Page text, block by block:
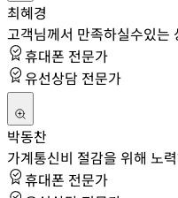
최혜경
고객님께서 만족하실수있
휴대폰 전문가
유선상담 전문가
박동찬
가계통신비 절감을 위해 노
휴대폰 전문가